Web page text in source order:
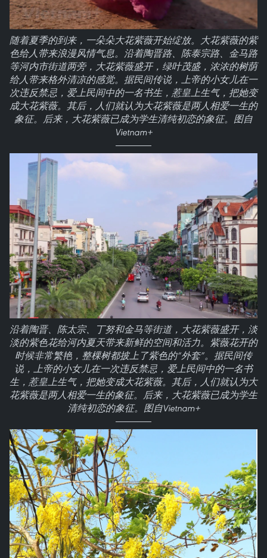
随着夏季的到来，一朵朵大花紫薇开始绽放。大花紫薇的紫
色给人带来浪漫风情气息。沿着陶晋路、陈泰宗路、金马路
等河内市街道两旁，大花紫薇盛开，绿叶茂盛，浓浓的树荫
给人带来格外清凉的感觉。据民间传说，上帝的小女儿在一
次违反禁忌，爱上民间中的一名书生，惹皇上生气，把她变
成大花紫薇。其后，人们就认为大花紫薇是两人相爱一生的
象征。后来，大花紫薇已成为学生清纯初恋的象征。图自
Vietnam+
沿着陶晋、陈太宗、丁努和金马等街道，大花紫薇盛开，淡
淡的紫色花给河内夏天带来新鲜的空间和活力。紫薇花开的
时候非常繁艳，整棵树都披上了紫色的“外套”。据民间传
说，上帝的小女儿在一次违反禁忌，爱上民间中的一名书
生，惹皇上生气，把她变成大花紫薇。其后，人们就认为大
花紫薇是两人相爱一生的象征。后来，大花紫薇已成为学生
清纯初恋的象征。图自Vietnam+